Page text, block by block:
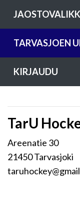
TARVASJOEN
KIRJAUDU
TarU
Areenatie 30
21450 Tarvasjoki